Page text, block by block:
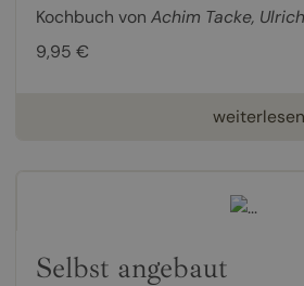
Kochbuch von Achim Tacke,
9,95 €
weiterlesen
Selbst angebaut